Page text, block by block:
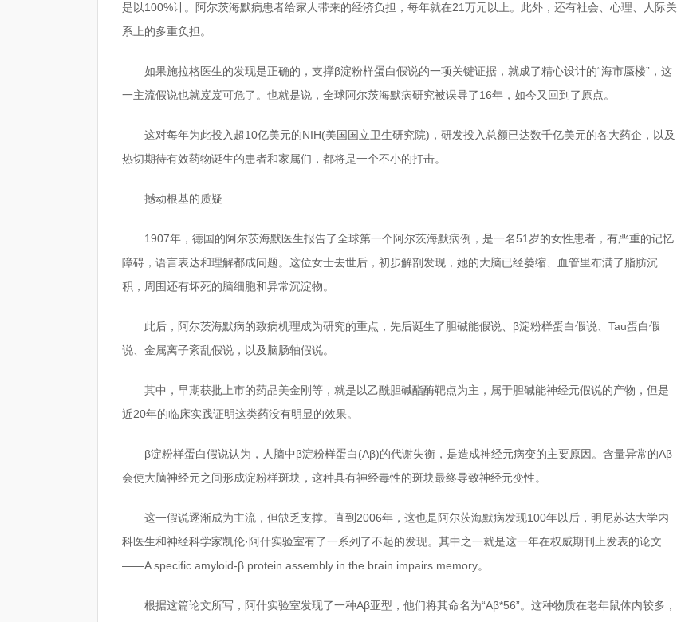
是以100%计。阿尔茨海默病患者给家人带来的经济负担，每年就在21万元以上。此外，还有社会、心理、人际关
系上的多重负担。
如果施拉格医生的发现是正确的，支撑β淀粉样蛋白假说的一项关键证据，就成了精心设计的“海市蜃楼”，这
一主流假说也就岌岌可危了。也就是说，全球阿尔茨海默病研究被误导了16年，如今又回到了原点。
这对每年为此投入超10亿美元的NIH(美国国立卫生研究院)，研发投入总额已达数千亿美元的各大药企，以及
热切期待有效药物诞生的患者和家属们，都将是一个不小的打击。
撼动根基的质疑
1907年，德国的阿尔茨海默医生报告了全球第一个阿尔茨海默病例，是一名51岁的女性患者，有严重的记忆
障碍，语言表达和理解都成问题。这位女士去世后，初步解剖发现，她的大脑已经萎缩、血管里布满了脂肪沉
积，周围还有坏死的脑细胞和异常沉淀物。
此后，阿尔茨海默病的致病机理成为研究的重点，先后诞生了胆碱能假说、β淀粉样蛋白假说、Tau蛋白假
说、金属离子紊乱假说，以及脑肠轴假说。
其中，早期获批上市的药品美金刚等，就是以乙酰胆碱酯酶靶点为主，属于胆碱能神经元假说的产物，但是
近20年的临床实践证明这类药没有明显的效果。
β淀粉样蛋白假说认为，人脑中β淀粉样蛋白(Aβ)的代谢失衡，是造成神经元病变的主要原因。含量异常的Aβ
会使大脑神经元之间形成淀粉样斑块，这种具有神经毒性的斑块最终导致神经元变性。
这一假说逐渐成为主流，但缺乏支撑。直到2006年，这也是阿尔茨海默病发现100年以后，明尼苏达大学内
科医生和神经科学家凯伦·阿什实验室有了一系列了不起的发现。其中之一就是这一年在权威期刊上发表的论文
——A specific amyloid-β protein assembly in the brain impairs memory。
根据这篇论文所写，阿什实验室发现了一种Aβ亚型，他们将其命名为“Aβ*56”。这种物质在老年鼠体内较多，